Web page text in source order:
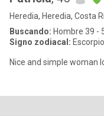
Heredia, Heredia, Costa
Buscando: Hombre 39 -
Signo zodiacal: Escorpio
Nice and simple woman